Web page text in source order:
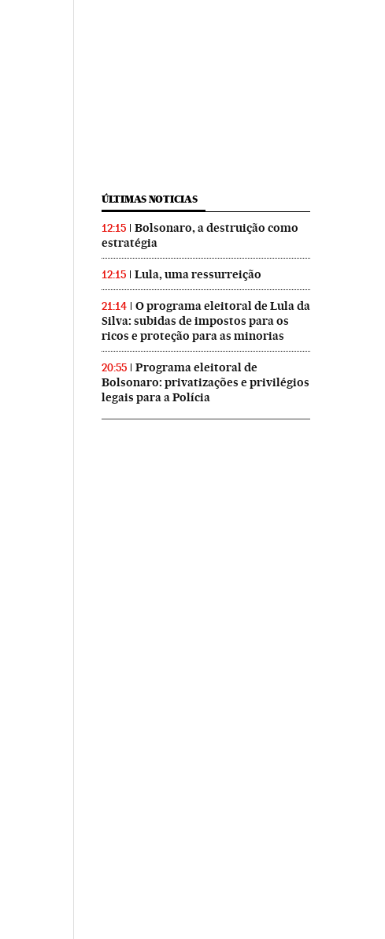
ÚLTIMAS NOTICIAS
12:15
Bolsonaro, a destruição como
estratégia
12:15 Lula, uma ressurreição
21:14
O programa eleitoral de Lula da
Silva: subidas de impostos para os
ricos e proteção para as minorias
20:55
Programa eleitoral de
Bolsonaro: privatizações e privilégios
legais para a Polícia